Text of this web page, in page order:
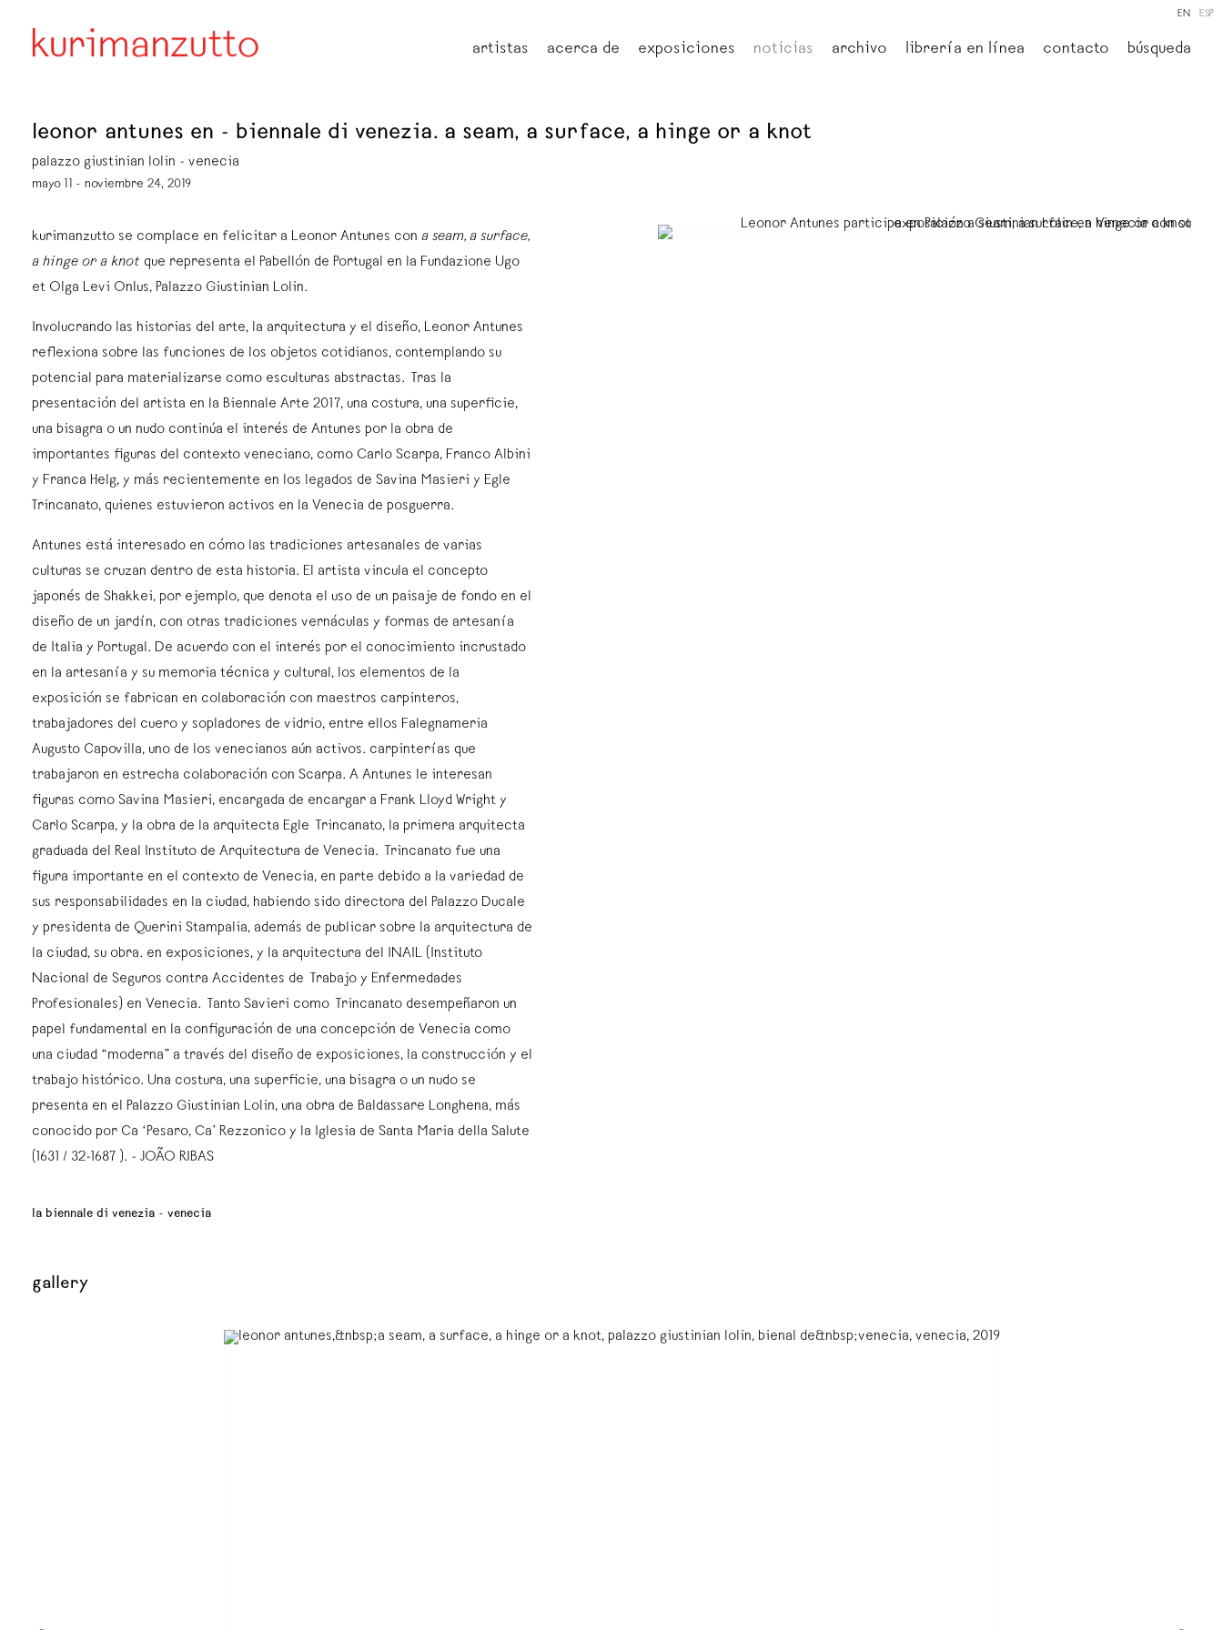
artistas acerca de exposiciones noticias archivo librería en línea contacto búsqueda
EN ESP
leonor antunes en - biennale di venezia. a seam, a surface, a hinge or a knot
palazzo giustinian lolin - venecia
mayo 11 - noviembre 24, 2019
kurimanzutto se complace en felicitar a Leonor Antunes con a seam, a surface,
a hinge or a knot que representa el Pabellón de Portugal en la Fundazione Ugo
et Olga Levi Onlus, Palazzo Giustinian Lolin.
Involucrando las historias del arte, la arquitectura y el diseño, Leonor Antunes
reflexiona sobre las funciones de los objetos cotidianos, contemplando su
potencial para materializarse como esculturas abstractas. Tras la
presentación del artista en la Biennale Arte 2017, una costura, una superficie,
una bisagra o un nudo continúa el interés de Antunes por la obra de
importantes figuras del contexto veneciano, como Carlo Scarpa, Franco Albini
y Franca Helg, y más recientemente en los legados de Savina Masieri y Egle
Trincanato, quienes estuvieron activos en la Venecia de posguerra.
Antunes está interesado en cómo las tradiciones artesanales de varias
culturas se cruzan dentro de esta historia. El artista vincula el concepto
japonés de Shakkei, por ejemplo, que denota el uso de un paisaje de fondo en el
diseño de un jardín, con otras tradiciones vernáculas y formas de artesanía
de Italia y Portugal. De acuerdo con el interés por el conocimiento incrustado
en la artesanía y su memoria técnica y cultural, los elementos de la
exposición se fabrican en colaboración con maestros carpinteros,
trabajadores del cuero y sopladores de vidrio, entre ellos Falegnameria
Augusto Capovilla, uno de los venecianos aún activos. carpinterías que
trabajaron en estrecha colaboración con Scarpa. A Antunes le interesan
figuras como Savina Masieri, encargada de encargar a Frank Lloyd Wright y
Carlo Scarpa, y la obra de la arquitecta Egle Trincanato, la primera arquitecta
graduada del Real Instituto de Arquitectura de Venecia. Trincanato fue una
figura importante en el contexto de Venecia, en parte debido a la variedad de
sus responsabilidades en la ciudad, habiendo sido directora del Palazzo Ducale
y presidenta de Querini Stampalia, además de publicar sobre la arquitectura de
la ciudad, su obra. en exposiciones, y la arquitectura del INAIL (Instituto
Nacional de Seguros contra Accidentes de Trabajo y Enfermedades
Profesionales) en Venecia. Tanto Savieri como Trincanato desempeñaron un
papel fundamental en la configuración de una concepción de Venecia como
una ciudad “moderna” a través del diseño de exposiciones, la construcción y el
trabajo histórico. Una costura, una superficie, una bisagra o un nudo se
presenta en el Palazzo Giustinian Lolin, una obra de Baldassare Longhena, más
conocido por Ca ‘Pesaro, Ca’ Rezzonico y la Iglesia de Santa Maria della Salute
(1631 / 32-1687 ). - JOÃO RIBAS
la biennale di venezia - venecia
gallery